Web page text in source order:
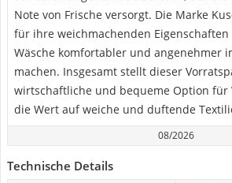
Note von Frische versorgt. Die Marke
für ihre weichmachenden
Wäsche komfortabler und angenehmer
machen. Insgesamt stellt dieser
wirtschaftliche und bequeme Option für
die Wert auf weiche und duftende
08/2026
Technische Details